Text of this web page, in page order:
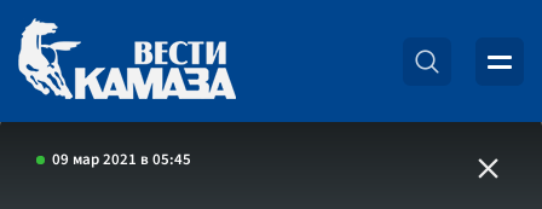
09 мар 2021 в 05:45